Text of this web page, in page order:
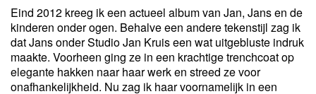
Eind 2012 kreeg ik een actueel album van Jan, Jans en de
kinderen onder ogen. Behalve een andere tekenstijl zag ik
dat Jans onder Studio Jan Kruis een wat uitgebluste indruk
maakte. Voorheen ging ze in een krachtige trenchcoat op
elegante hakken naar haar werk en streed ze voor
onafhankelijkheid. Nu zag ik haar voornamelijk in een